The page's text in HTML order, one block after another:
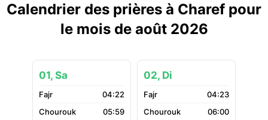
Calendrier des prières à Charef pour
le mois de août 2026
01, Sa
04:22
05:59
02, Di
04:23
06:00